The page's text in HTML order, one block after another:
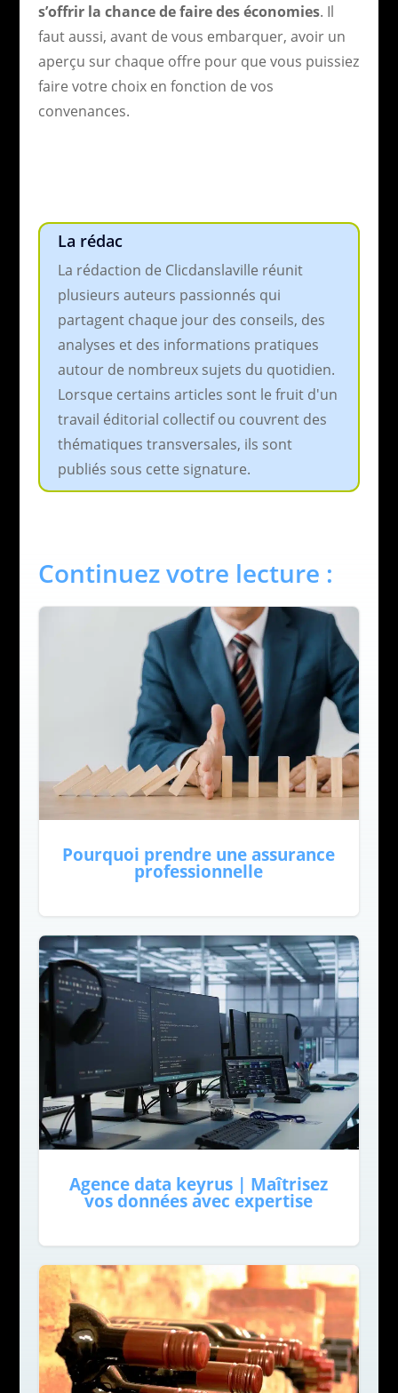
s’offrir la chance de faire des économies. Il
faut aussi, avant de vous embarquer, avoir un
aperçu sur chaque offre pour que vous puissiez
faire votre choix en fonction de vos
convenances.
La rédac
La rédaction de Clicdanslaville réunit
plusieurs auteurs passionnés qui
partagent chaque jour des conseils, des
analyses et des informations pratiques
autour de nombreux sujets du quotidien.
Lorsque certains articles sont le fruit d'un
travail éditorial collectif ou couvrent des
thématiques transversales, ils sont
publiés sous cette signature.
Continuez votre lecture :
Pourquoi prendre une assurance
professionnelle
Agence data keyrus | Maîtrisez
vos données avec expertise